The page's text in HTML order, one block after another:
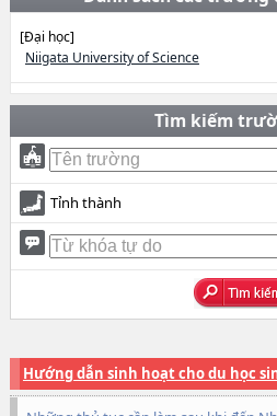
[Đại học]
Niigata University of Science
Tìm kiếm
Tỉnh thành
Hướng dẫn sinh hoạt cho du học